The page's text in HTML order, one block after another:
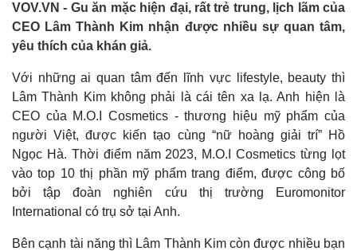
Chính trị
Đảng
Tổ chức nhân sự
Nhận diện sự thật
Xã hội
Tin 24h
Dấu ấn VOV
Việc làm
Biển đảo
VOV.VN - Gu ăn mặc hiện đại, rất trẻ trung, lịch lãm của
CEO Lâm Thành Kim nhận được nhiều sự quan tâm,
yêu thích của khán giả.
Với những ai quan tâm đến lĩnh vực lifestyle, beauty thì
Lâm Thành Kim không phải là cái tên xa lạ. Anh hiện là
CEO của M.O.I Cosmetics - thương hiệu mỹ phẩm của
người Việt, được kiến tạo cùng “nữ hoàng giải trí” Hồ
Ngọc Hà. Thời điểm năm 2023, M.O.I Cosmetics từng lọt
vào top 10 thị phần mỹ phẩm trang điểm, được công bố
bởi tập đoàn nghiên cứu thị trường Euromonitor
International có trụ sở tại Anh.
Bên cạnh tài năng thì Lâm Thành Kim còn được nhiều bạn